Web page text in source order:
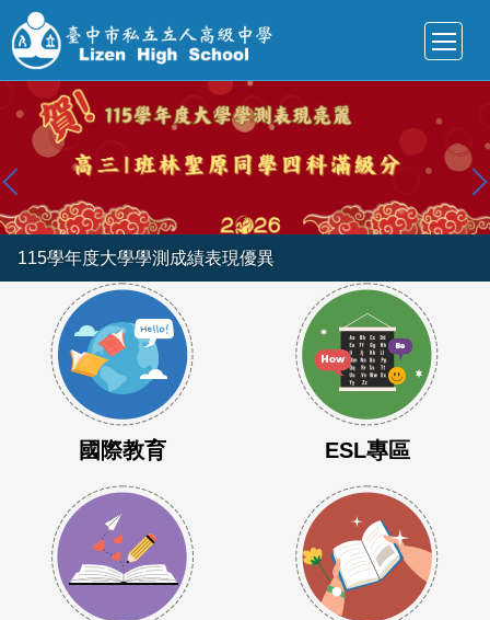
到
主
內
區
115學年度大學學測成績表現優異
國際教育 ESL專區